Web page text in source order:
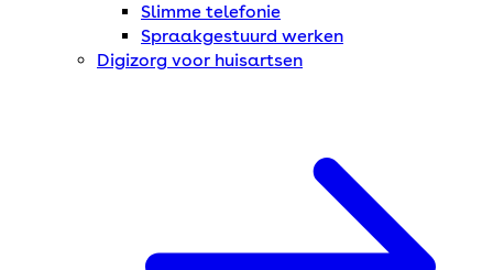
Slimme telefonie
Spraakgestuurd werken
Digizorg voor huisartsen